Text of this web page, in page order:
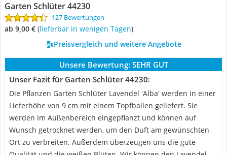
Garten Schlüter 44230
127 Bewertungen
ab 9,00 € ( Lieferbar in wenigen Tagen)
Preisvergleich und weitere Angebote
Unsere Bewertung: SEHR GUT
Unser Fazit für Garten Schlüter 44230:
Die Pflanzen Garten Schlüter Lavendel 'Alba' werden in einer
Lieferhöhe von 9 cm mit einem Topfballen geliefert. Sie
werden im Außenbereich eingepflanzt und können auf
Wunsch getrocknet werden, um den Duft am gewünschten
Ort zu verbreiten. Außerdem überzeugen uns die gute